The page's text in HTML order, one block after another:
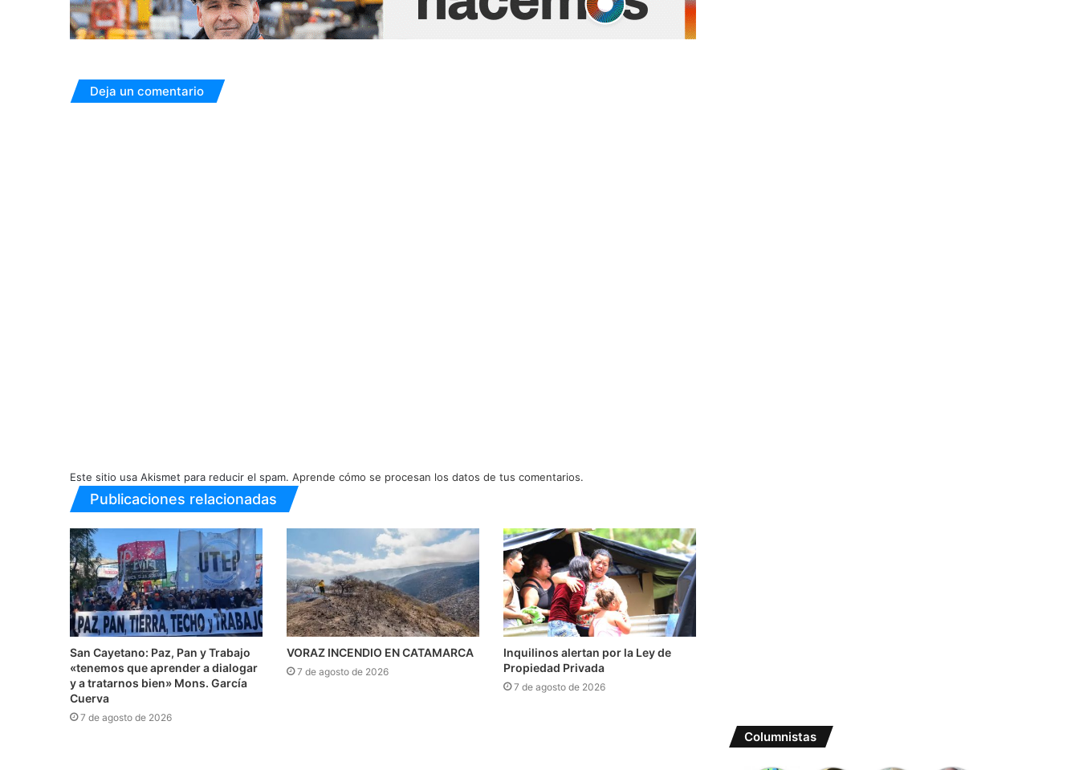
Deja un comentario
Este sitio usa Akismet para reducir el spam. Aprende cómo se procesan los datos de tus comentarios.
Publicaciones relacionadas
San Cayetano: Paz, Pan y Trabajo
«tenemos que aprender a dialogar
y a tratarnos bien» Mons. García
Cuerva
7 de agosto de 2026
VORAZ INCENDIO EN CATAMARCA
7 de agosto de 2026
Inquilinos alertan por la Ley de
Propiedad Privada
7 de agosto de 2026
Columnistas